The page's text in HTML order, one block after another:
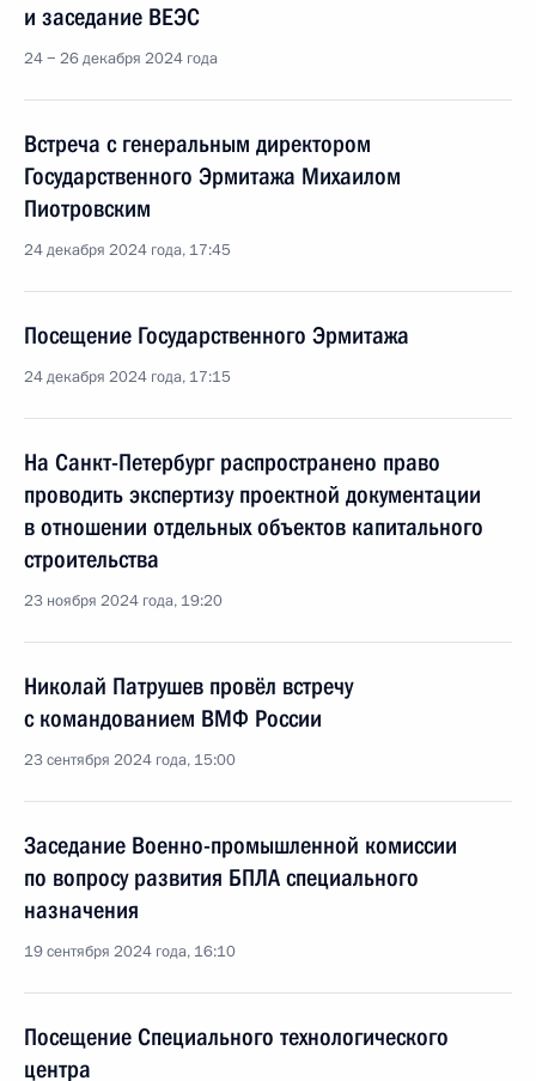
и заседание ВЕЭС
24 − 26 декабря 2024 года
Встреча с генеральным директором
Государственного Эрмитажа Михаилом
Пиотровским
24 декабря 2024 года, 17:45
Посещение Государственного Эрмитажа
24 декабря 2024 года, 17:15
На Санкт-Петербург распространено право
проводить экспертизу проектной документации
в отношении отдельных объектов капитального
строительства
23 ноября 2024 года, 19:20
Николай Патрушев провёл встречу
с командованием ВМФ России
23 сентября 2024 года, 15:00
Заседание Военно-промышленной комиссии
по вопросу развития БПЛА специального
назначения
19 сентября 2024 года, 16:10
Посещение Специального технологического
центра